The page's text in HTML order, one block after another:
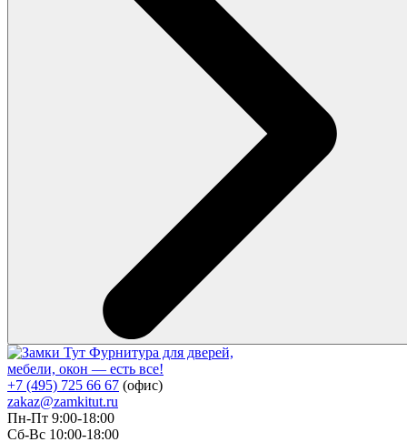
Фурнитура для дверей,
мебели, окон — есть все!
+7 (495) 725 66 67 (офис)
zakaz@zamkitut.ru
Пн-Пт 9:00-18:00
Сб-Вс 10:00-18:00